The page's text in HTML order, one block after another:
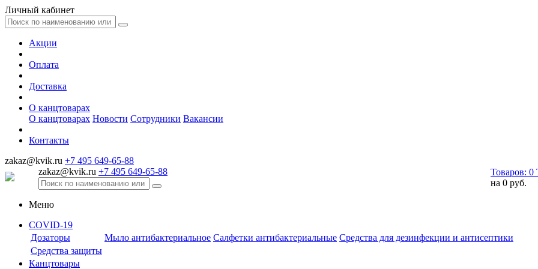
Личный кабинет
Акции
Оплата
Доставка
О канцтоварах
О канцтоварах Новости Сотрудники Вакансии
Контакты
zakaz@kvik.ru +7 495 649-65-88
zakaz@kvik.ru +7 495 649-65-88 Товаров: 0
на 0 руб.
Меню
COVID-19
Дозаторы
Мыло антибактериальное Салфетки антибактериальные Средства для дезинфекции и антисептики
Средства защиты
Канцтовары